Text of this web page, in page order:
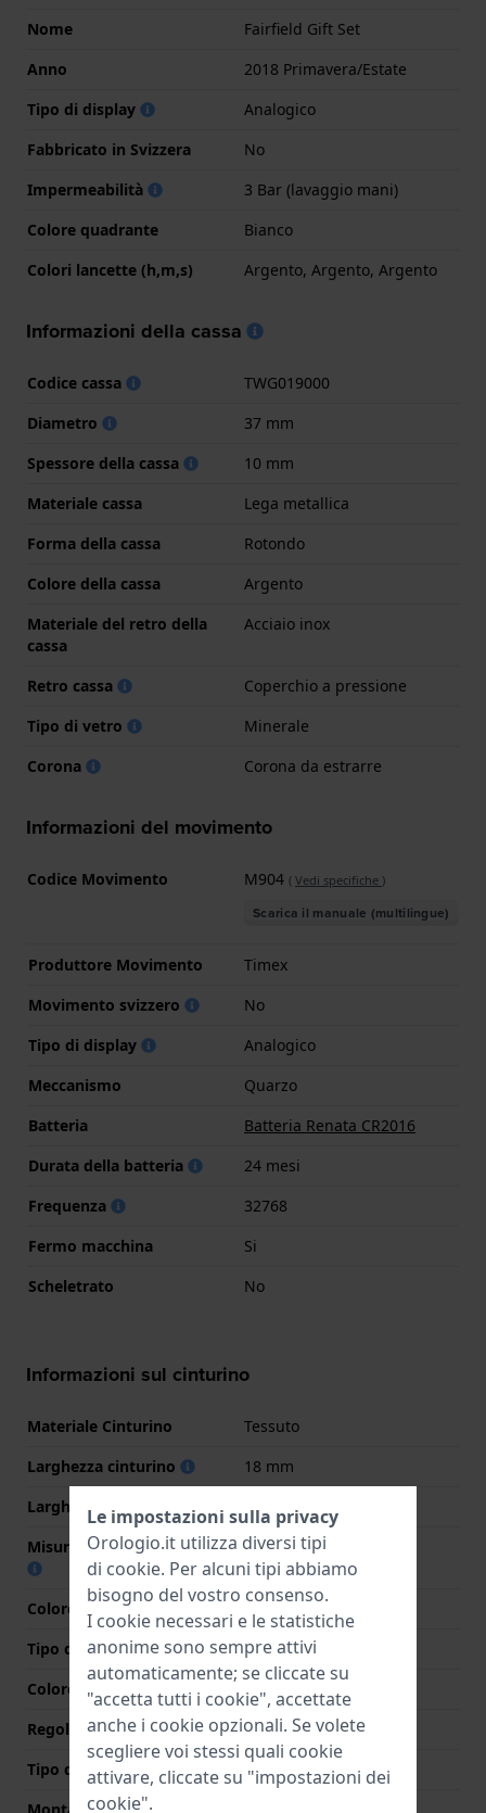
Nome
Fairfield Gift Set
Anno
2018 Primavera/Estate
Tipo di display
Analogico
Fabbricato in Svizzera
No
Impermeabilità
3 Bar (lavaggio mani)
Colore quadrante
Bianco
Colori lancette (h,m,s)
Argento, Argento, Argento
Informazioni della cassa
Codice cassa
TWG019000
Diametro
37 mm
Spessore della cassa
10 mm
Materiale cassa
Lega metallica
Forma della cassa
Rotondo
Colore della cassa
Argento
Materiale del retro della
cassa
Acciaio inox
Retro cassa
Coperchio a pressione
Tipo di vetro
Minerale
Corona
Corona da estrarre
Informazioni del movimento
Codice Movimento M904 ( Vedi specifiche )
Scarica il manuale (multilingue)
Produttore Movimento
Timex
Movimento svizzero
No
Tipo di display
Analogico
Meccanismo
Quarzo
Batteria
Batteria Renata CR2016
Durata della batteria
24 mesi
Frequenza
32768
Fermo macchina
Si
Scheletrato
No
Informazioni sul cinturino
Materiale Cinturino
Tessuto
Larghezza cinturino
18 mm
Larghezza tra Anse
18 mm
Misura cinturino alla fibbia
18 mm
Colore cinturino
Mutlicolore
Tipo di chiusura
Fibbia
Colore Chiusura
Argento
Regolato su misura?
No
Tipo di montatura
Perni a molla
Le impostazioni sulla privacy
Orologio.it utilizza diversi tipi
di cookie. Per alcuni tipi abbiamo
bisogno del vostro consenso.
I cookie necessari e le statistiche
anonime sono sempre attivi
automaticamente; se cliccate su
"accetta tutti i cookie", accettate
anche i cookie opzionali. Se volete
scegliere voi stessi quali cookie
attivare, cliccate su "impostazioni dei
cookie".